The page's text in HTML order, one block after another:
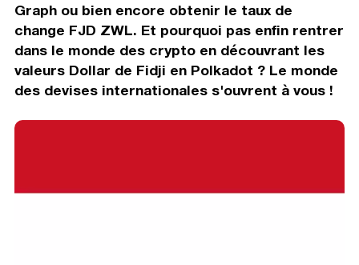
Graph ou bien encore obtenir le taux de
change FJD ZWL. Et pourquoi pas enfin rentrer
dans le monde des crypto en découvrant les
valeurs Dollar de Fidji en Polkadot ? Le monde
des devises internationales s'ouvrent à vous !